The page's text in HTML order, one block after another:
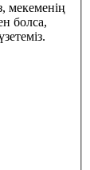
мекеменің
болса,